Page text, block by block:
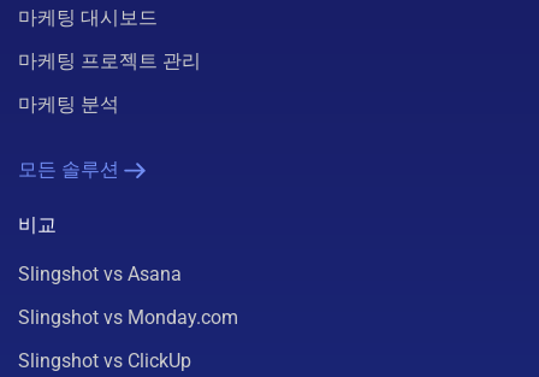
마케팅 대시보드
마케팅 프로젝트 관리
마케팅 분석
모든 솔루션
비교
Slingshot vs Asana
Slingshot vs Monday.com
Slingshot vs ClickUp